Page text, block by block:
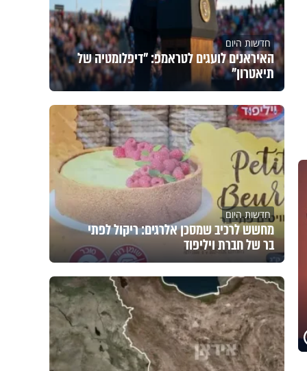
חדשות היום
האיראנים לועגים לטראמפ: "דיפלומטיה של
תיאטרון"
חדשות היום
מחשש לרכיב שמסכן אלרגים: ריקול לפתי
בר של חברת ויליפוד